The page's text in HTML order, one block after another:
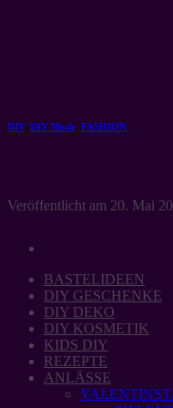
BASTELIDEEN
DIY GESCHENKE
DIY DEKO
DIY KOSMETIK
KIDS DIY
REZEPTE
ANLÄSSE
DIY, DIY Mode FASHION
Veröffentlicht am 20. Mai